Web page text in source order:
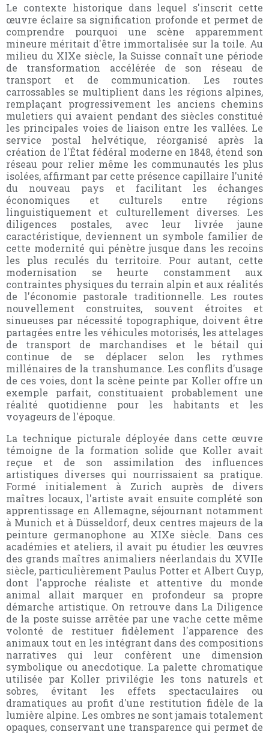
Le contexte historique dans lequel s'inscrit cette
œuvre éclaire sa signification profonde et permet de
comprendre pourquoi une scène apparemment
mineure méritait d'être immortalisée sur la toile. Au
milieu du XIXe siècle, la Suisse connaît une période
de transformation accélérée de son réseau de
transport et de communication. Les routes
carrossables se multiplient dans les régions alpines,
remplaçant progressivement les anciens chemins
muletiers qui avaient pendant des siècles constitué
les principales voies de liaison entre les vallées. Le
service postal helvétique, réorganisé après la
création de l'État fédéral moderne en 1848, étend son
réseau pour relier même les communautés les plus
isolées, affirmant par cette présence capillaire l'unité
du nouveau pays et facilitant les échanges
économiques et culturels entre régions
linguistiquement et culturellement diverses. Les
diligences postales, avec leur livrée jaune
caractéristique, deviennent un symbole familier de
cette modernité qui pénètre jusque dans les recoins
les plus reculés du territoire. Pour autant, cette
modernisation se heurte constamment aux
contraintes physiques du terrain alpin et aux réalités
de l'économie pastorale traditionnelle. Les routes
nouvellement construites, souvent étroites et
sinueuses par nécessité topographique, doivent être
partagées entre les véhicules motorisés, les attelages
de transport de marchandises et le bétail qui
continue de se déplacer selon les rythmes
millénaires de la transhumance. Les conflits d'usage
de ces voies, dont la scène peinte par Koller offre un
exemple parfait, constituaient probablement une
réalité quotidienne pour les habitants et les
voyageurs de l'époque.
La technique picturale déployée dans cette œuvre
témoigne de la formation solide que Koller avait
reçue et de son assimilation des influences
artistiques diverses qui nourrissaient sa pratique.
Formé initialement à Zurich auprès de divers
maîtres locaux, l'artiste avait ensuite complété son
apprentissage en Allemagne, séjournant notamment
à Munich et à Düsseldorf, deux centres majeurs de la
peinture germanophone au XIXe siècle. Dans ces
académies et ateliers, il avait pu étudier les œuvres
des grands maîtres animaliers néerlandais du XVIIe
siècle, particulièrement Paulus Potter et Albert Cuyp,
dont l'approche réaliste et attentive du monde
animal allait marquer en profondeur sa propre
démarche artistique. On retrouve dans La Diligence
de la poste suisse arrêtée par une vache cette même
volonté de restituer fidèlement l'apparence des
animaux tout en les intégrant dans des compositions
narratives qui leur confèrent une dimension
symbolique ou anecdotique. La palette chromatique
utilisée par Koller privilégie les tons naturels et
sobres, évitant les effets spectaculaires ou
dramatiques au profit d'une restitution fidèle de la
lumière alpine. Les ombres ne sont jamais totalement
opaques, conservant une transparence qui permet de